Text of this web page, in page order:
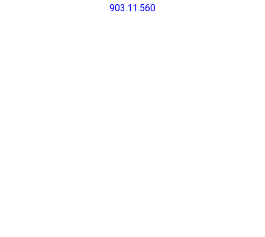
903.11.560